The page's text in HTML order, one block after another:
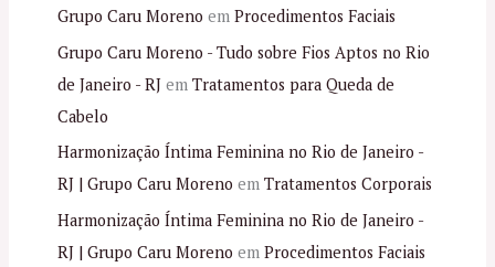
Grupo Caru Moreno em Procedimentos Faciais
Grupo Caru Moreno - Tudo sobre Fios Aptos no Rio
de Janeiro - RJem Tratamentos para Queda de
Cabelo
Harmonização Íntima Feminina no Rio de Janeiro -
RJ | Grupo Caru Moreno em Tratamentos Corporais
Harmonização Íntima Feminina no Rio de Janeiro -
RJ | Grupo Caru Moreno em Procedimentos Faciais